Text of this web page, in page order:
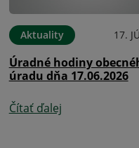
Aktuality 17.
Úradné hodiny
úradu dňa 17.06.2026
Čítať ďalej